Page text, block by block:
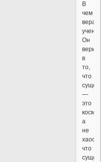
В
чем
вера
Он
верит
в
то,
что
—
это
а
не
хаос,
что